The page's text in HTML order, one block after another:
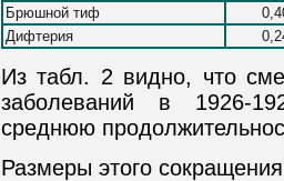
Брюшной тиф
Дифтерия
Из табл. 2 видно, что
заболеваний в 1926-
среднюю
Размеры этого